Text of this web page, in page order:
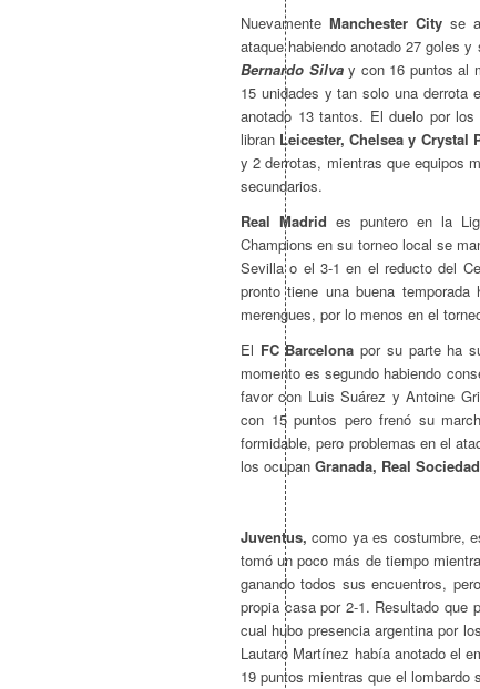
NuevamenteManchester City se
ataque habiendo anotado 27 goles
Bernardo Silvay con 16 puntos al
15 unidades y tan solo una derrota
anotado 13 tantos. El duelo por
libran Leicester, Chelsea y Crystal
y 2 derrotas, mientras que equipos
secundarios.
Real Madrid es puntero en la
Champions en su torneo local se
Sevilla o el 3-1 en el reducto del
pronto tiene una buena
merengues, por lo menos en el
El FC Barcelona por su parte ha
momento es segundo habiendo
favor con Luis Suárez y Antoine
con 15 puntos pero frenó su
formidable, pero problemas en el
los ocupan Granada, Real
Juventus, como ya es costumbre,
tomó un poco más de tiempo
ganando todos sus encuentros,
propia casa por 2-1. Resultado que
cual hubo presencia argentina por
Lautaro Martínez había anotado el
19 puntos mientras que el lombardo